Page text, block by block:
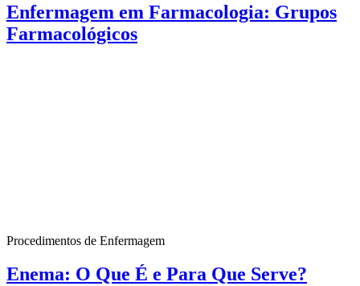
Enfermagem em Farmacologia: Grupos
Farmacológicos
Procedimentos de Enfermagem
Enema: O Que É e Para Que Serve?